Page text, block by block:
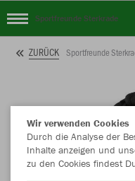
Sportfreunde Sterkrade
ZURÜCK Sportfreunde
Wir verwenden Cookies
Durch die Analyse der
Inhalte anzeigen und
zu den Cookies findest